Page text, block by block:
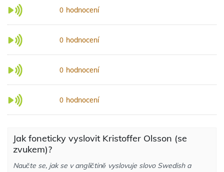
0 hodnocení
0 hodnocení
0 hodnocení
0 hodnocení
Jak foneticky vyslovit Kristoffer Olsson (se
zvukem)?
Naučte se, jak se v angličtině vyslovuje slovo Swedish a